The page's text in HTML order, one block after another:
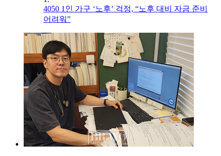
4050 1인 가구 ‘노후’ 걱정, “노후 대비 자금 준비
어려워”